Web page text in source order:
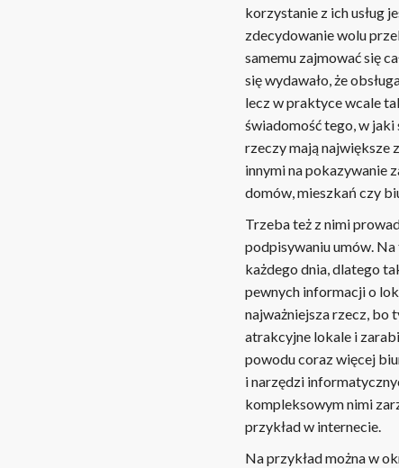
korzystanie z ich usług
zdecydowanie wolu
samemu zajmować się
się wydawało, że
lecz w praktyce wcale
świadomość tego, w
rzeczy mają największe
innymi na pokazywanie
domów, mieszkań czy
Trzeba też z nimi
podpisywaniu umów.
każdego dnia, dlatego
pewnych informacji o
najważniejsza rzecz, bo
atrakcyjne lokale i
powodu coraz więcej
i narzędzi
kompleksowym nimi
przykład w internecie.
Na przykład można w